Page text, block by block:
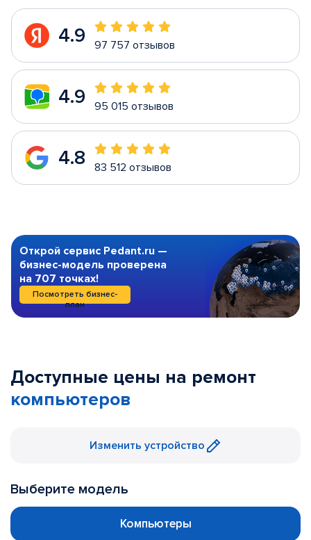
4.9 97 757 отзывов
4.9 95 015 отзывов
4.8 83 512 отзывов
Открой сервис Pedant.ru —
бизнес-модель проверена
на 707 точках!
Посмотреть бизнес-
план
Доступные цены на ремонт
компьютеров
Изменить устройство
Выберите модель
Компьютеры